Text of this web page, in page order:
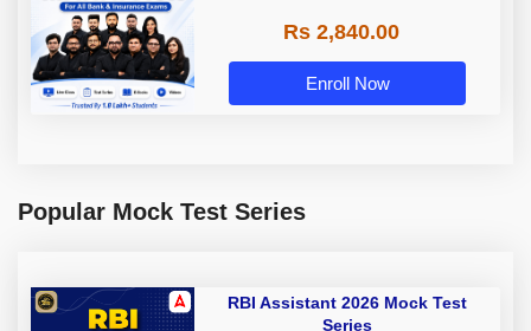
Rs 2,840.00
Enroll Now
Popular Mock Test Series
RBI Assistant 2026 Mock Test
Series